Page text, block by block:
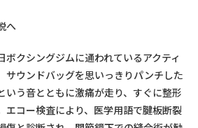
へ
ボクシングジムに通われているアクティ
サウンドバッグを思いっきりパンチした
いう音とともに激痛が走り、すぐに整形
エコー検査により、医学用語で腱板断裂